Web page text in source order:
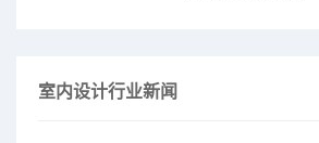
室内设计行业新闻